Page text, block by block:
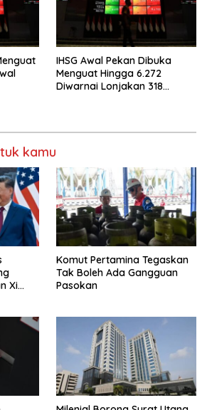
IHSG Awal Pekan Dibuka
Menguat Hingga 6.272
Diwarnai Lonjakan 318
kamu
Xi
Komut Pertamina Tegaskan
Tak Boleh Ada Gangguan
Pasokan